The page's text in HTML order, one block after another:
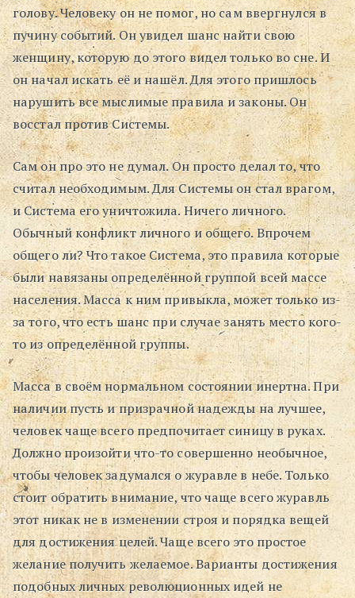
голову. Человеку он не помог, но сам ввергнулся в
пучину событий. Он увидел шанс найти свою
женщину, которую до этого видел только во сне. И
он начал искать её и нашёл. Для этого пришлось
нарушить все мыслимые правила и законы. Он
восстал против Системы.
Сам он про это не думал. Он просто делал то, что
считал необходимым. Для Системы он стал врагом,
и Система его уничтожила. Ничего личного.
Обычный конфликт личного и общего. Впрочем
общего ли? Что такое Система, это правила которые
были навязаны определённой группой всей массе
населения. Масса к ним привыкла, может только из-
за того, что есть шанс при случае занять место кого-
то из определённой группы.
Масса в своём нормальном состоянии инертна. При
наличии пусть и призрачной надежды на лучшее,
человек чаще всего предпочитает синицу в руках.
Должно произойти что-то совершенно необычное,
чтобы человек задумался о журавле в небе. Только
стоит обратить внимание, что чаще всего журавль
этот никак не в изменении строя и порядка вещей
для достижения целей. Чаще всего это простое
желание получить желаемое. Варианты достижения
подобных личных революционных идей не